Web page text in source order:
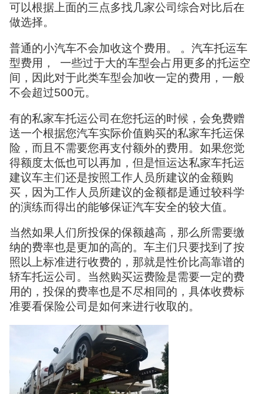
可以根据上面的三点多找几家公司综合对比后在
做选择。
普通的小汽车不会加收这个费用。 。汽车托运车
型费用， 一些过于大的车型会占用更多的托运空
间，因此对于此类车型会加收一定的费用，一般
不会超过500元。
有的私家车托运公司在您托运的时候，会免费赠
送一个根据您汽车实际价值购买的私家车托运保
险，而且不需要您再支付额外的费用。如果您觉
得额度太低也可以再加，但是恒运达私家车托运
建议车主们还是按照工作人员所建议的金额购
买，因为工作人员所建议的金额都是通过较科学
的演练而得出的能够保证汽车安全的较大值。
当然如果人们所投保的保额越高，那么所需要缴
纳的费率也是更加的高的。车主们只要找到了按
照以上标准进行收费的，那就是性价比高靠谱的
轿车托运公司。当然购买运费险是需要一定的费
用的，投保的费率也是不尽相同的，具体收费标
准要看保险公司是如何来进行收取的。